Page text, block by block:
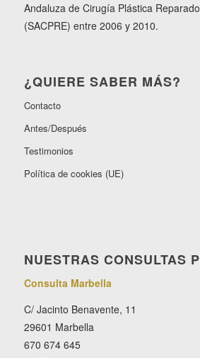
Andaluza de Cirugía Plástica
(SACPRE) entre 2006 y 2010.
¿QUIERE SABER MÁS?
Contacto
Antes/Después
Testimonios
Política de cookies (UE)
NUESTRAS CONSULTAS
Consulta Marbella
C/ Jacinto Benavente, 11
29601 Marbella
670 674 645